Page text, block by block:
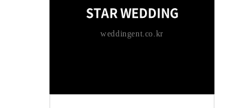
STAR WEDDING
weddingent.co.kr